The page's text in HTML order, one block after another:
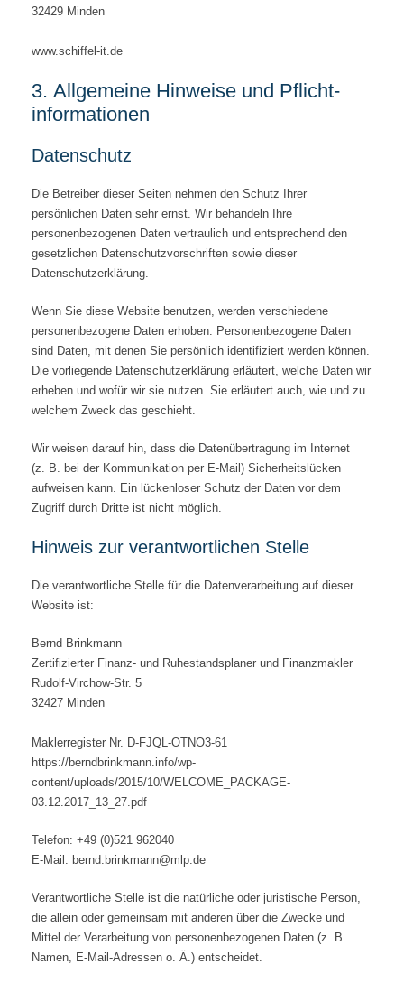
32429 Minden
www.schiffel-it.de
3. Allgemeine Hinweise und Pflicht­
informationen
Datenschutz
Die Betreiber dieser Seiten nehmen den Schutz Ihrer
persönlichen Daten sehr ernst. Wir behandeln Ihre
personenbezogenen Daten vertraulich und entsprechend den
gesetzlichen Datenschutzvorschriften sowie dieser
Datenschutzerklärung.
Wenn Sie diese Website benutzen, werden verschiedene
personenbezogene Daten erhoben. Personenbezogene Daten
sind Daten, mit denen Sie persönlich identifiziert werden können.
Die vorliegende Datenschutzerklärung erläutert, welche Daten wir
erheben und wofür wir sie nutzen. Sie erläutert auch, wie und zu
welchem Zweck das geschieht.
Wir weisen darauf hin, dass die Datenübertragung im Internet
(z. B. bei der Kommunikation per E-Mail) Sicherheitslücken
aufweisen kann. Ein lückenloser Schutz der Daten vor dem
Zugriff durch Dritte ist nicht möglich.
Hinweis zur verantwortlichen Stelle
Die verantwortliche Stelle für die Datenverarbeitung auf dieser
Website ist:
Bernd Brinkmann
Zertifizierter Finanz- und Ruhestandsplaner und Finanzmakler
Rudolf-Virchow-Str. 5
32427 Minden
Maklerregister Nr. D-FJQL-OTNO3-61
https://berndbrinkmann.info/wp-
content/uploads/2015/10/WELCOME_PACKAGE-
03.12.2017_13_27.pdf
Telefon: +49 (0)521 962040
E-Mail: bernd.brinkmann@mlp.de
Verantwortliche Stelle ist die natürliche oder juristische Person,
die allein oder gemeinsam mit anderen über die Zwecke und
Mittel der Verarbeitung von personenbezogenen Daten (z. B.
Namen, E-Mail-Adressen o. Ä.) entscheidet.